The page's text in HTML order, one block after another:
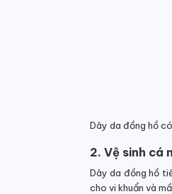
Dây da đồng hồ
2. Vệ sinh cá
Dây da đồng hồ
cho vi khuẩn và